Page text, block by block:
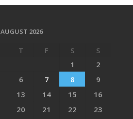
AUGUST 2026
T F S
S
1
2
6 7 8
9
13 14 15
16
20 21 22
23